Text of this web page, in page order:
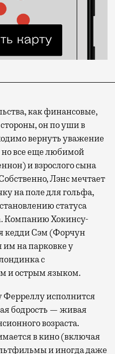
как финансовые,
он по уши в
вернуть уважение
все еще любимой
и взрослого сына
Лэнс мечтает
на поле для гольфа,
статуса
Компанию Хокинсу-
кедди Сэм (Форчун
на парковке у
с
и острым языком.
исполнится
бодрость — живая
возраста.
в кино (включая
и иногда даже